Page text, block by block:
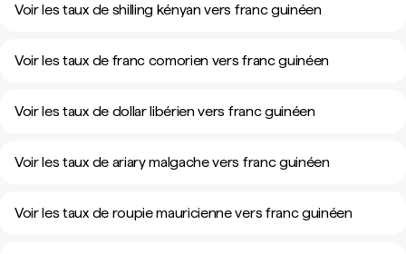
Voir les taux de shilling kényan vers franc guinéen
Voir les taux de franc comorien vers franc guinéen
Voir les taux de dollar libérien vers franc guinéen
Voir les taux de ariary malgache vers franc guinéen
Voir les taux de roupie mauricienne vers franc guinéen